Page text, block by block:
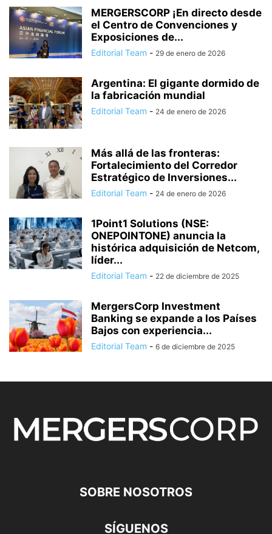
MERGERSCORP ¡En directo desde
el Centro de Convenciones y
Exposiciones de...
Editorial Team - 29 de enero de 2026
Argentina: El gigante dormido de
la fabricación mundial
Editorial Team - 24 de enero de 2026
Más allá de las fronteras:
Fortalecimiento del Corredor
Estratégico de Inversiones...
Editorial Team - 24 de enero de 2026
1Point1 Solutions (NSE:
ONEPOINTONE) anuncia la
histórica adquisición de Netcom,
líder...
Editorial Team - 22 de diciembre de 2025
MergersCorp Investment
Banking se expande a los Países
Bajos con experiencia...
Editorial Team - 6 de diciembre de 2025
SOBRE NOSOTROS
SÍGUENOS